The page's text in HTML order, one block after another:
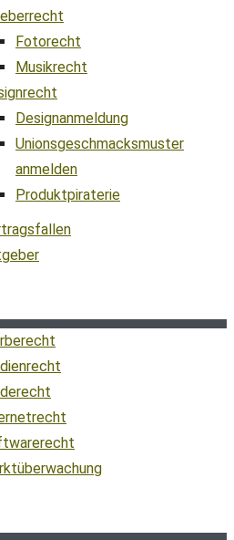
Fotorecht
Musikrecht
Designanmeldung
Unionsgeschmacksmuster
anmelden
Produktpiraterie